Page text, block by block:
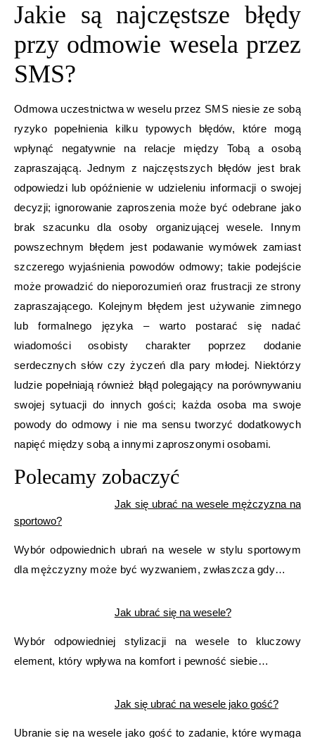
Jakie są najczęstsze błędy
przy odmowie wesela przez
SMS?
Odmowa uczestnictwa w weselu przez SMS niesie ze sobą
ryzyko popełnienia kilku typowych błędów, które mogą
wpłynąć negatywnie na relacje między Tobą a osobą
zapraszającą. Jednym z najczęstszych błędów jest brak
odpowiedzi lub opóźnienie w udzieleniu informacji o swojej
decyzji; ignorowanie zaproszenia może być odebrane jako
brak szacunku dla osoby organizującej wesele. Innym
powszechnym błędem jest podawanie wymówek zamiast
szczerego wyjaśnienia powodów odmowy; takie podejście
może prowadzić do nieporozumień oraz frustracji ze strony
zapraszającego. Kolejnym błędem jest używanie zimnego
lub formalnego języka – warto postarać się nadać
wiadomości osobisty charakter poprzez dodanie
serdecznych słów czy życzeń dla pary młodej. Niektórzy
ludzie popełniają również błąd polegający na porównywaniu
swojej sytuacji do innych gości; każda osoba ma swoje
powody do odmowy i nie ma sensu tworzyć dodatkowych
napięć między sobą a innymi zaproszonymi osobami.
Polecamy zobaczyć
Jak się ubrać na wesele mężczyzna na
sportowo?
Wybór odpowiednich ubrań na wesele w stylu sportowym
dla mężczyzny może być wyzwaniem, zwłaszcza gdy…
Jak ubrać się na wesele?
Wybór odpowiedniej stylizacji na wesele to kluczowy
element, który wpływa na komfort i pewność siebie…
Jak się ubrać na wesele jako gość?
Ubranie się na wesele jako gość to zadanie, które wymaga